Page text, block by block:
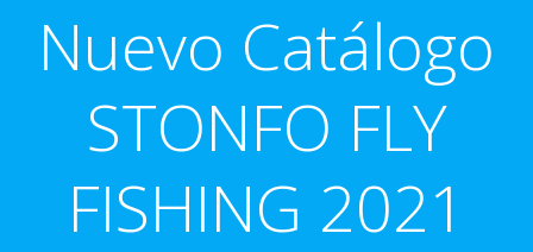
Nuevo Catálogo
STONFO FLY
FISHING 2021